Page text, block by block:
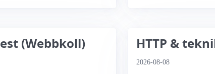
(Webbkoll) HTTP &
2026-08-08